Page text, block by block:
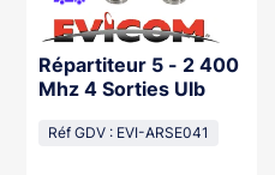
Répartiteur 5 - 2 400
Mhz 4 Sorties Ulb
Réf GDV : EVI-ARSE041